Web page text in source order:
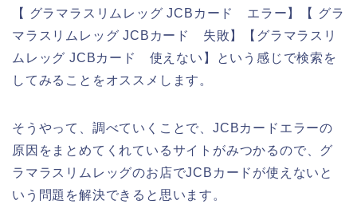
【 グラマラスリムレッグ JCBカード エラー】【 グラ
マラスリムレッグ JCBカード 失敗】【グラマラスリ
ムレッグ JCBカード 使えない】という感じで検索を
してみることをオススメします。
そうやって、調べていくことで、JCBカードエラーの
原因をまとめてくれているサイトがみつかるので、グ
ラマラスリムレッグのお店でJCBカードが使えないと
いう問題を解決できると思います。